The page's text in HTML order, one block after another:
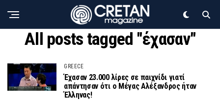
All posts tagged "έχασαν"
GREECE
Έχασαν 23.000 λίρες σε παιχνίδι γιατί
απάντησαν ότι ο Μέγας Αλέξανδρος ήταν
Έλληνας!